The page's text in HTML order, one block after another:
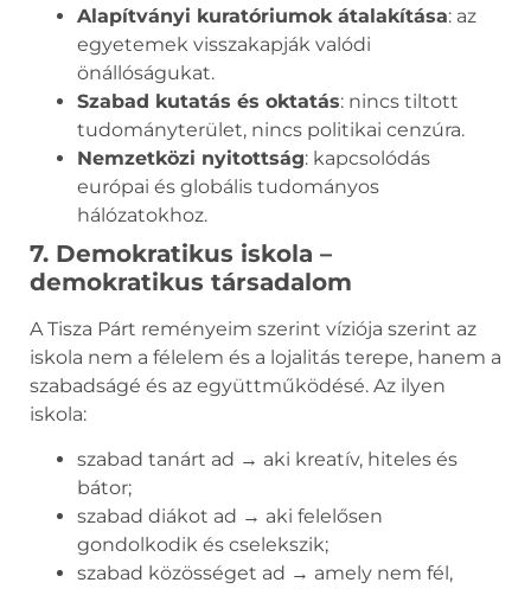
Alapítványi kuratóriumok átalakítása: az
egyetemek visszakapják valódi
önállóságukat.
Szabad kutatás és oktatás: nincs tiltott
tudományterület, nincs politikai cenzúra.
Nemzetközi nyitottság: kapcsolódás
európai és globális tudományos
hálózatokhoz.
7. Demokratikus iskola –
demokratikus társadalom
A Tisza Párt reményeim szerint víziója szerint az
iskola nem a félelem és a lojalitás terepe, hanem a
szabadságé és az együttműködésé. Az ilyen
iskola:
szabad tanárt ad → aki kreatív, hiteles és
bátor;
szabad diákot ad → aki felelősen
gondolkodik és cselekszik;
szabad közösséget ad → amely nem fél,